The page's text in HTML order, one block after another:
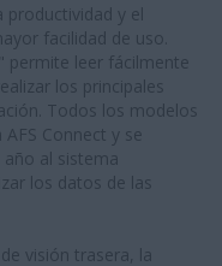
y el
facilidad de uso.
permite leer fácilmente
los principales
Todos los modelos
Connect y se
al sistema
los datos de las
visión trasera, la